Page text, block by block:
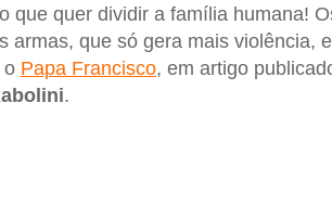
que quer dividir a família humana!
armas, que só gera mais violência,
o Papa Francisco, em artigo
.